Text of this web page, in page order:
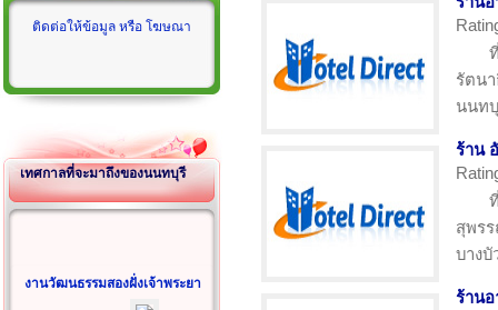
ติดต่อให้ข้อมูล หรือ โฆษณา
เทศกาลที่จะมาถึงของนนทบุรี
งานวัฒนธรรมสองฝั่งเจ้าพระยา
รัตนา
นนท
ร้าน
สุพร
บางบั
ร้านอ